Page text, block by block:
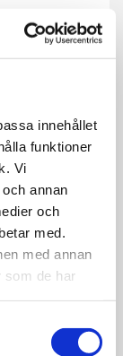
innehållet
funktioner
Vi
annan
och
med.
med annan
som de har
redo att